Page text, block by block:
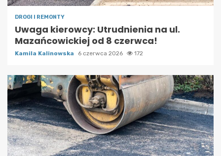
DROGI I REMONTY
Uwaga kierowcy: Utrudnienia na ul.
Mazańcowickiej od 8 czerwca!
Kamila Kalinowska 6 czerwca 2026 172